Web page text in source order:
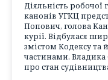
Діяльність робочої
канонів УГКЦ
Попович, голова
курії. Відбулася
змістом Кодексу
частинами. Владика
про стан